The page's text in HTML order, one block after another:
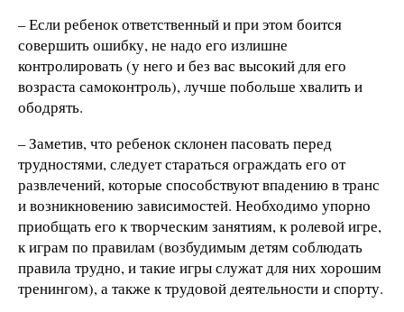
– Если ребенок ответственный и при этом боится
совершить ошибку, не надо его излишне
контролировать (у него и без вас высокий для его
возраста самоконтроль), лучше побольше хвалить и
ободрять.
– Заметив, что ребенок склонен пасовать перед
трудностями, следует стараться ограждать его от
развлечений, которые способствуют впадению в транс
и возникновению зависимостей. Необходимо упорно
приобщать его к творческим занятиям, к ролевой игре,
к играм по правилам (возбудимым детям соблюдать
правила трудно, и такие игры служат для них хорошим
тренингом), а также к трудовой деятельности и спорту.